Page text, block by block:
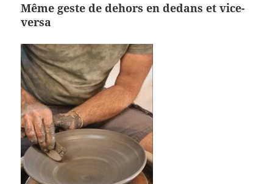
Même geste de dehors en dedans et vice-
versa